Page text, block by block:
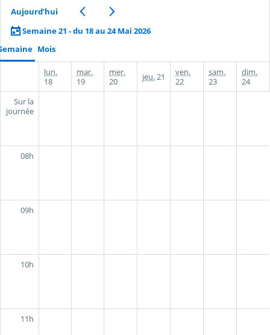
Aujourd’hui
Semaine 21 - du 18 au 24 Mai 2026
Mois
lun.
18
mar.
19
mer.
20
jeu.21
ven.
22
sam.
23
dim.
24
Sur la
journée
08h
09h
10h
11h